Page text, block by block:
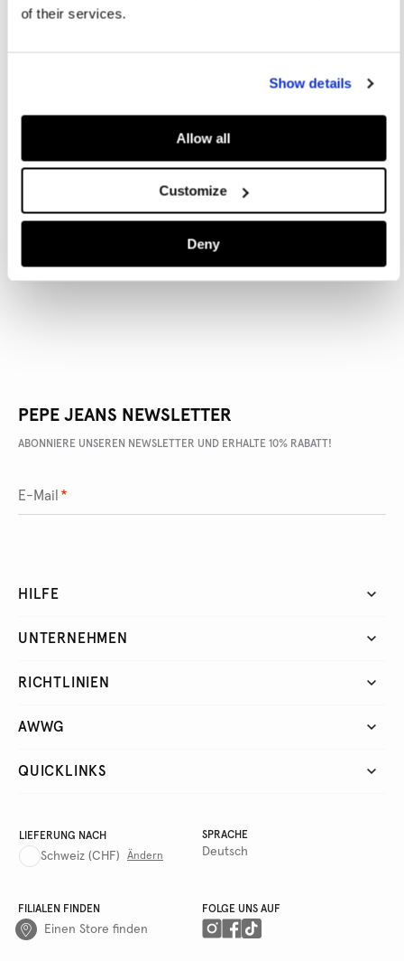
of their services.
Show details
Allow all
Customize
Deny
ARTIKEL DETAILS
LIEFERUNG UND RÜCKGABE
PEPE JEANS NEWSLETTER
ABONNIERE UNSEREN NEWSLETTER UND ERHALTE 10% RABATT!
E-Mail *
HILFE
UNTERNEHMEN
RICHTLINIEN
AWWG
QUICKLINKS
LIEFERUNG NACH
Schweiz (CHF) Ändern
SPRACHE
Deutsch
FILIALEN FINDEN
Einen Store finden
FOLGE UNS AUF